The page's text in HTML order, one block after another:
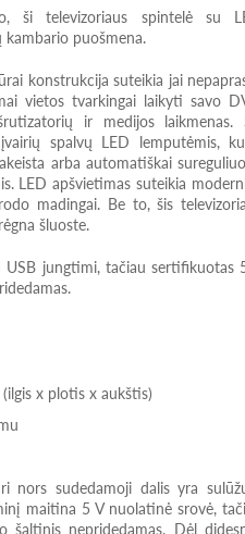
ši televizoriaus spintelė su
puošmena.
konstrukcija suteikia jai
vietos tvarkingai laikyti savo
ir medijos laikmenas.
spalvų LED lemputėmis,
arba automatiškai
LED apšvietimas suteikia
madingai. Be to, šis
šluoste.
USB jungtimi, tačiau sertifikuotas
x plotis x aukštis)
nors sudedamoji dalis yra
maitina 5 V nuolatinė srovė,
nepridedamas. Dėl